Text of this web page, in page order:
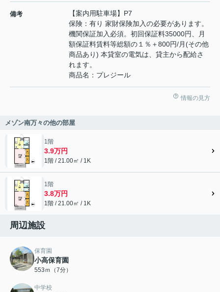
備考
【案内用駐車場】P7
保険：有り 家財保険加入の必要があります。
機関保証加入必須。初回保証料35000円、月
額保証料賃料等総額の１％＋800円/月(その他
商品あり) 本貸室の電気は、貸主から配給さ
れます。
商品名：プレジール
情報の見方
メゾン南万々の他の部屋
1階
3.9万円
1階 / 21.00㎡ / 1K
1階
3.8万円
1階 / 21.00㎡ / 1K
周辺施設
保育園
小高保育園
553ｍ（7分）
中学校